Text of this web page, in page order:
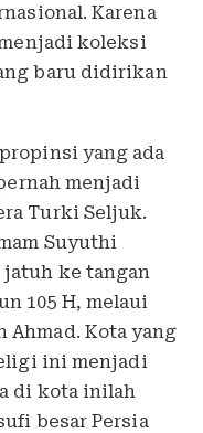
Karena
koleksi
baru didirikan
yang ada
menjadi
Turki Seljuk.
Suyuthi
ke tangan
105 H, melaui
Ahmad. Kota yang
ini menjadi
di kota inilah
besar Persia